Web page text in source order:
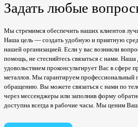
Задать любые
Мы стремимся обеспечить наших клиентов
Наша цель — создать удобную и приятную
нашей организацией. Если у вас возникли
помощь, не стесняйтесь связаться с нами.
удовольствием проконсультирует Вас в сфере
металлов. Мы гарантируем профессиональный
обращению. Вы можете связаться с нами по
через мессенджеры или заполнив форму
доступна всегда в рабочие часы. Мы ценим